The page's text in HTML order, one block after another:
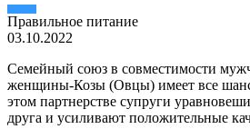
Правильное питание
03.10.2022
Семейный союз в совместимости
женщины-Козы (Овцы) имеет все
этом партнерстве супруги
друга и усиливают положительные